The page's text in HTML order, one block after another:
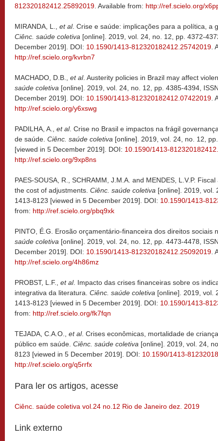
812320182412.25892019 . Available from: http://ref.scielo.org/
MIRANDA, L., et al. Crise e saúde: implicações para a política, a
Ciênc. saúde coletiva [online]. 2019, vol. 24, no. 12, pp. 4372-
December 2019]. DOI: 10.1590/1413-812320182412.25742019 .
http://ref.scielo.org/kvrbn7
MACHADO, D.B., et al. Austerity policies in Brazil may affect
saúde coletiva [online]. 2019, vol. 24, no. 12, pp. 4385-4394,
December 2019]. DOI: 10.1590/1413-812320182412.07422019 .
http://ref.scielo.org/y6xswg
PADILHA, A., et al. Crise no Brasil e impactos na frágil
de saúde. Ciênc. saúde coletiva [online]. 2019, vol. 24, no. 12,
[viewed in 5 December 2019]. DOI: 10.1590/1413-
http://ref.scielo.org/9xp8ns
PAES-SOUSA, R., SCHRAMM, J.M.A. and MENDES, L.V.P.
the cost of adjustments. Ciênc. saúde coletiva [online]. 2019, vol.
1413-8123 [viewed in 5 December 2019]. DOI: 10.1590/1413-
from: http://ref.scielo.org/pbq9xk
PINTO, É.G. Erosão orçamentário-financeira dos direitos sociais
saúde coletiva [online]. 2019, vol. 24, no. 12, pp. 4473-4478,
December 2019]. DOI: 10.1590/1413-812320182412.25092019 .
http://ref.scielo.org/4h86mz
PROBST, L.F., et al. Impacto das crises financeiras sobre os
integrativa da literatura. Ciênc. saúde coletiva [online]. 2019, vol.
1413-8123 [viewed in 5 December 2019]. DOI: 10.1590/1413-
from: http://ref.scielo.org/fk7fqn
TEJADA, C.A.O., et al. Crises econômicas, mortalidade de
público em saúde. Ciênc. saúde coletiva [online]. 2019, vol. 24,
8123 [viewed in 5 December 2019]. DOI: 10.1590/1413-
http://ref.scielo.org/q5rrfx
Para ler os artigos, acesse
Ciênc. saúde coletiva vol.24 no.12 Rio de Janeiro dez. 2019
Link externo